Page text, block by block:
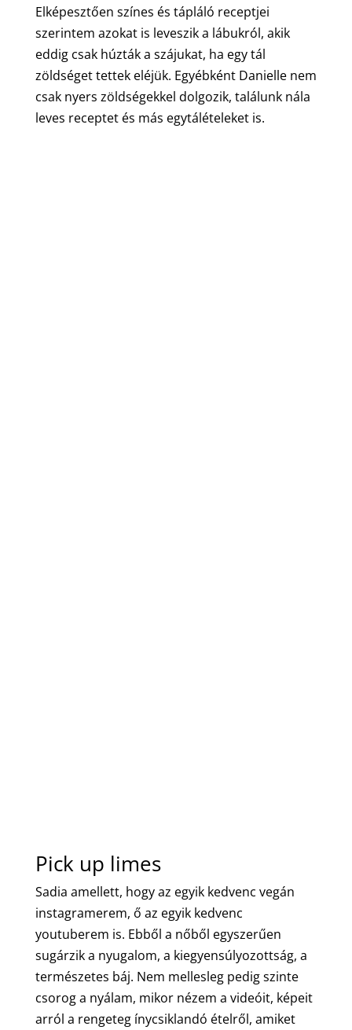
Elképesztően színes és tápláló receptjei
szerintem azokat is leveszik a lábukról, akik
eddig csak húzták a szájukat, ha egy tál
zöldséget tettek eléjük. Egyébként Danielle nem
csak nyers zöldségekkel dolgozik, találunk nála
leves receptet és más egytálételeket is.
Pick up limes
Sadia amellett, hogy az egyik kedvenc vegán
instagramerem, ő az egyik kedvenc
youtuberem is. Ebből a nőből egyszerűen
sugárzik a nyugalom, a kiegyensúlyozottság, a
természetes báj. Nem mellesleg pedig szinte
csorog a nyálam, mikor nézem a videóit, képeit
arról a rengeteg ínycsiklandó ételről, amiket